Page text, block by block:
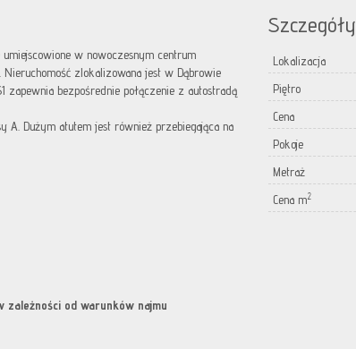
w nowoczesnym centrum
zlokalizowana jest w Dąbrowie
bezpośrednie połączenie z autostradą
A. Dużym atutem jest również przebiegająca na
zależności od warunków najmu
Szczegóły
Lokalizacja
Piętro
Cena
Pokoje
Metraż
Cena m2